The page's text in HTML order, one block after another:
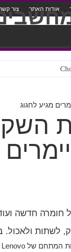
אודות האתר צור
לשתות ולאכול.